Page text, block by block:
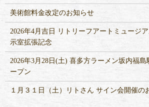
美術館料金改定のお知らせ
2026年4月吉日 リトリーフアートミュージ
示室拡張記念
2026年3月28日(土) 喜多方ラーメン坂内福
ープン
１月３１日（土）リトさん サイン会開催の